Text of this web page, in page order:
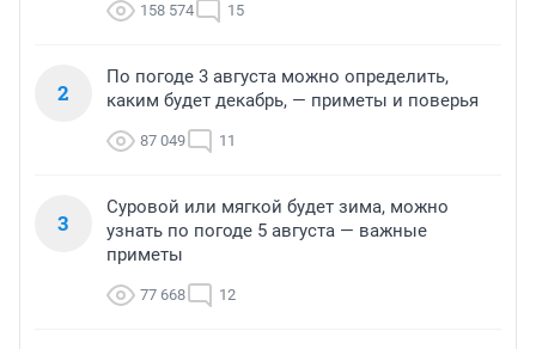
158 574 15
2
По погоде 3 августа можно определить,
каким будет декабрь, — приметы и поверья
87 049 11
3
Суровой или мягкой будет зима, можно
узнать по погоде 5 августа — важные
приметы
77 668 12